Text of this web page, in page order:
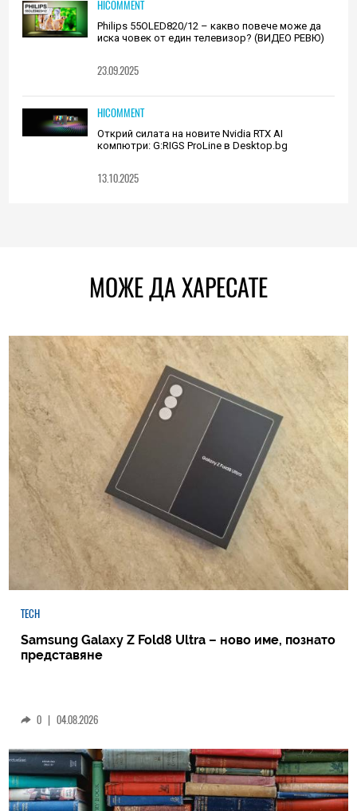
HICOMMENT
Philips 55OLED820/12 – какво повече може да
иска човек от един телевизор? (ВИДЕО РЕВЮ)
23.09.2025
HICOMMENT
Открий силата на новите Nvidia RTX AI
компютри: G:RIGS ProLine в Desktop.bg
13.10.2025
МОЖЕ ДА ХАРЕСАТЕ
TECH
Samsung Galaxy Z Fold8 Ultra – ново име, познато
представяне
0 | 04.08.2026